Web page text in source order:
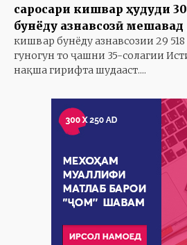
саросари кишвар ҳудуди
бунёду азнавсозӣ мешавад
кишвар бунёду азнавсозии 29
гуногун то ҷашни 35-солагии
нақша гирифта шудааст....